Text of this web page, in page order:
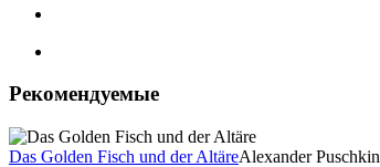
Рекомендуемые
Das Golden Fisch und der AltäreAlexander Puschkin